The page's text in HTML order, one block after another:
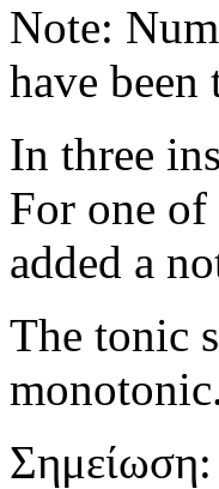
Note:
have
In three
For one
added a
The tonic
Σημείωση: